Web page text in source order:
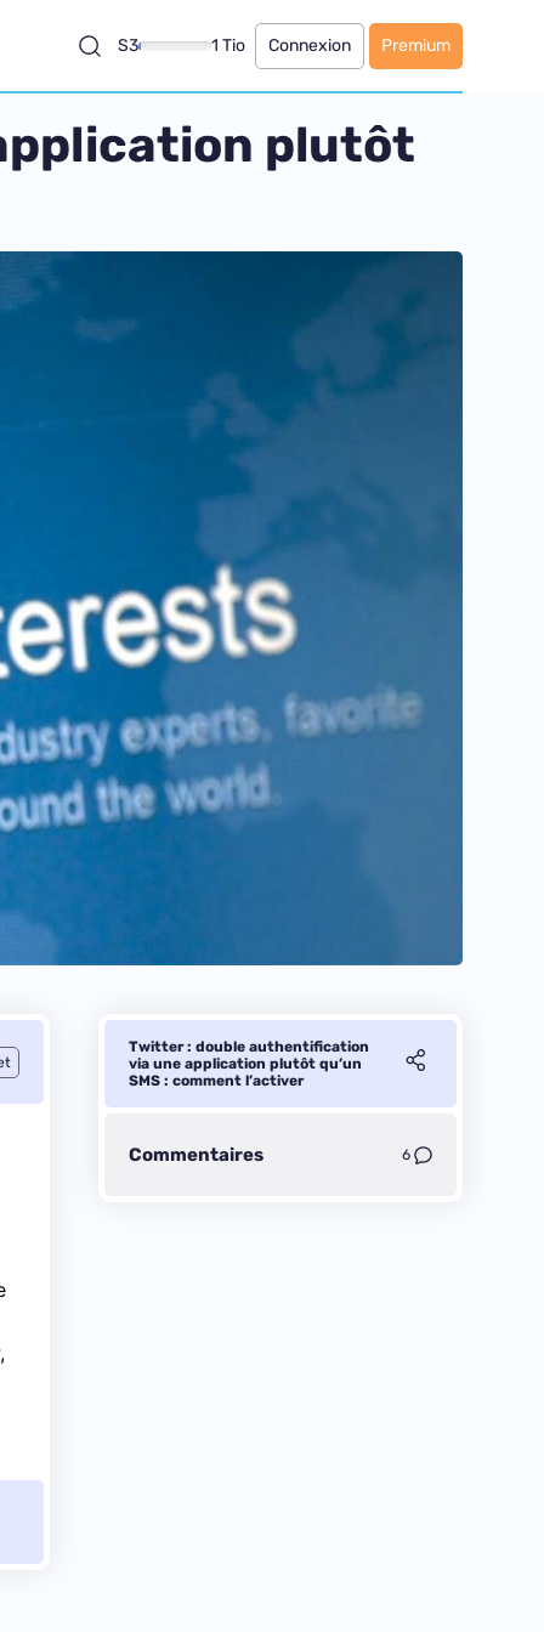
S3 1 Tio Connexion Premium
plutôt
,
Twitter : double authentification
via une application plutôt qu’un
SMS : comment l’activer
Commentaires 6